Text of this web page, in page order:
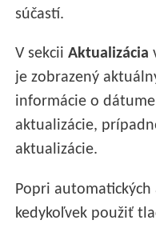
súčastí.
V sekciiAktualizácia
je zobrazený
informácie o
aktualizácie,
aktualizácie.
Popri
kedykoľvek použiť